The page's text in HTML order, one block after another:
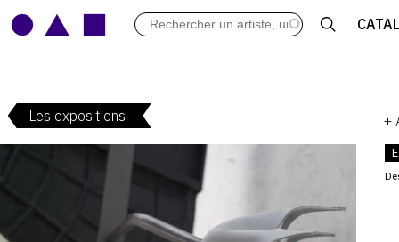
ARCHIVES DES EXPOSITIONS
Les expositions +